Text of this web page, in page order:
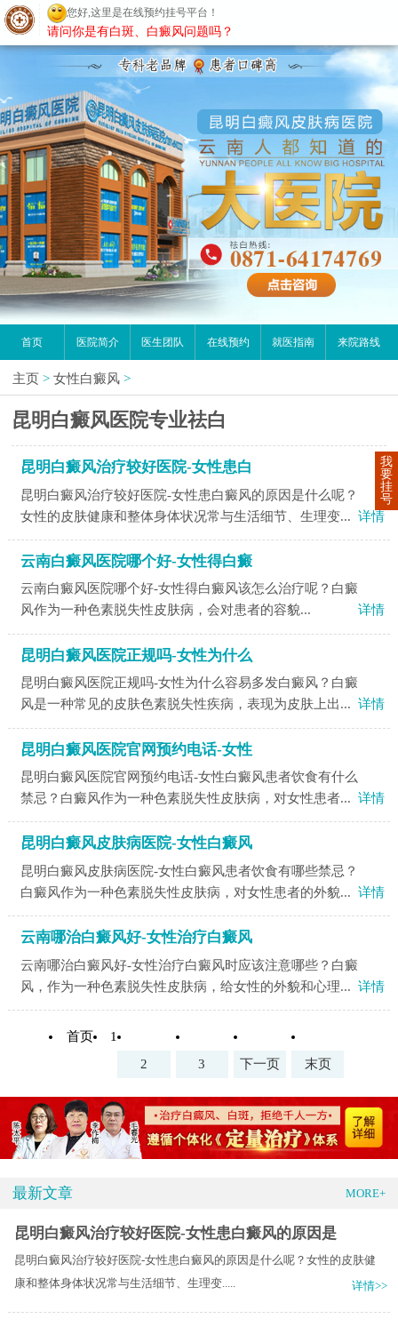
昆明白癜风医院
首页 医院简介 医生团队 在线预约 就医指南 来院路线
主页 > 女性白癜风 >
昆明白癜风医院专业祛白
昆明白癜风治疗较好医院-女性患白
昆明白癜风治疗较好医院-女性患白癜风的原因是什么呢？
女性的皮肤健康和整体身体状况常与生活细节、生理变... 详情
云南白癜风医院哪个好-女性得白癜
云南白癜风医院哪个好-女性得白癜风该怎么治疗呢？​白癜
风作为一种色素脱失性皮肤病，会对患者的容貌...
详情
昆明白癜风医院正规吗-女性为什么
昆明白癜风医院正规吗-女性为什么容易多发白癜风？白癜
风是一种常见的皮肤色素脱失性疾病，表现为皮肤上出... 详情
昆明白癜风医院官网预约电话-女性
昆明白癜风医院官网预约电话-女性白癜风患者饮食有什么
禁忌？白癜风作为一种色素脱失性皮肤病，对女性患者... 详情
昆明白癜风皮肤病医院-女性白癜风
昆明白癜风皮肤病医院-女性白癜风患者饮食有哪些禁忌？
白癜风作为一种色素脱失性皮肤病，对女性患者的外貌... 详情
云南哪治白癜风好-女性治疗白癜风
云南哪治白癜风好-女性治疗白癜风时应该注意哪些？白癜
风，作为一种色素脱失性皮肤病，给女性的外貌和心理... 详情
首页
1
2
3 下一页 末页
最新文章 MORE+
昆明白癜风治疗较好医院-女性患白癜风的原因是
昆明白癜风治疗较好医院-女性患白癜风的原因是什么呢？女性的皮肤健
康和整体身体状况常与生活细节、生理变.....
详情>>
我
要
挂
号
您好,这里是在线预约挂号平台！
请问你是有白斑、白癜风问题吗？